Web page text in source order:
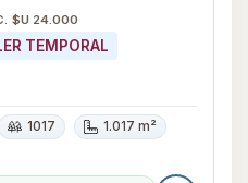
$U 24.000
TEMPORAL
1017
1.017 m²